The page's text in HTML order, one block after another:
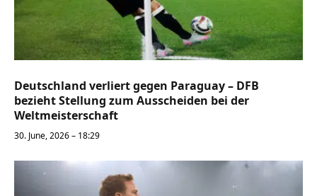
Deutschland verliert gegen Paraguay – DFB
bezieht Stellung zum Ausscheiden bei der
Weltmeisterschaft
30. June, 2026 – 18:29